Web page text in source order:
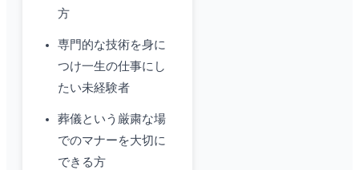
方
専門的な技術を身に
つけ一生の仕事にし
たい未経験者
葬儀という厳粛な場
でのマナーを大切に
できる方